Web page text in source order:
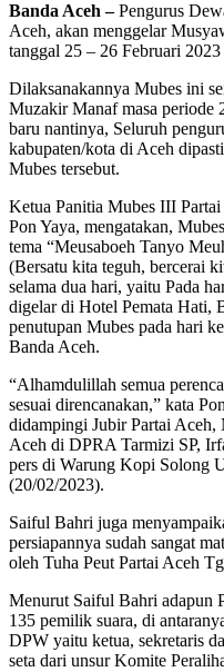
Banda Aceh –Pengurus
Aceh, akan menggelar
tanggal 25 – 26 Februari
Dilaksanakannya Mubes ini
Muzakir Manaf masa periode
baru nantinya, Seluruh
kabupaten/kota di Aceh
Mubes tersebut.
Ketua Panitia Mubes III
Pon Yaya, mengatakan,
tema “Meusaboeh Tanyo
(Bersatu kita teguh, bercerai
selama dua hari, yaitu Pada
digelar di Hotel Pemata Hati,
penutupan Mubes pada hari
Banda Aceh.
“Alhamdulillah semua
sesuai direncanakan,” kata
didampingi Jubir Partai Aceh,
Aceh di DPRA Tarmizi SP,
pers di Warung Kopi Solong
(20/02/2023).
Saiful Bahri juga
persiapannya sudah sangat
oleh Tuha Peut Partai Aceh
Menurut Saiful Bahri adapun
135 pemilik suara, di
DPW yaitu ketua, sekretaris
seta dari unsur Komite